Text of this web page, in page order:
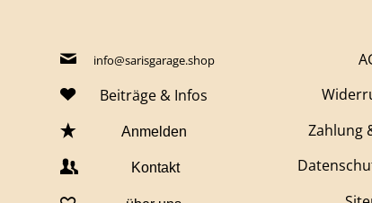
info@sarisgarage.shop
Beiträge & Infos
Anmelden
Kontakt
Zahlung